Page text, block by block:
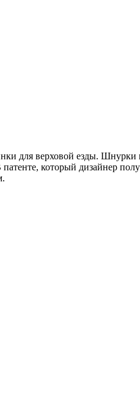
для верховой езды.
который дизайнер